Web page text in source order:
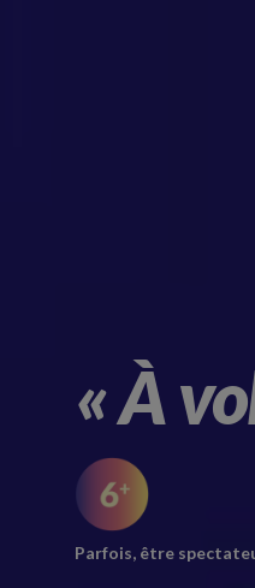
« À
Parfois, être